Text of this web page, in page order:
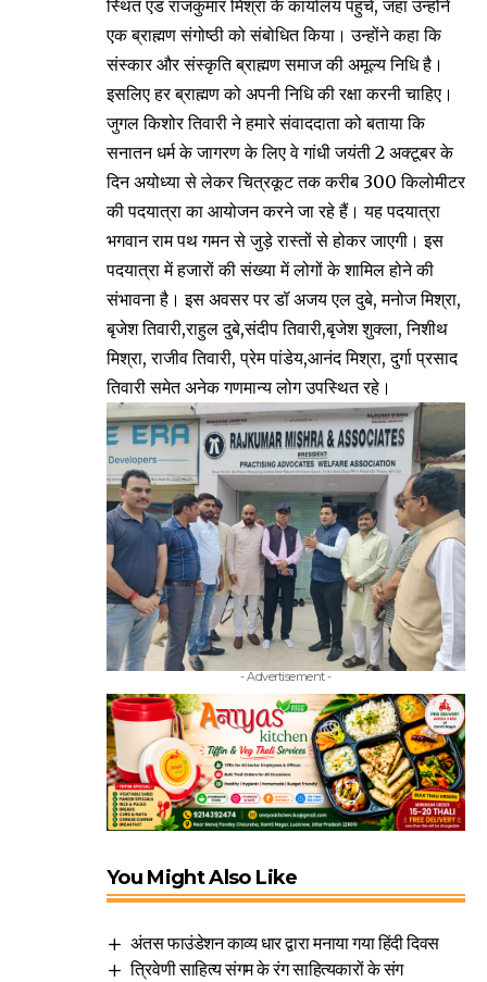
स्थित एड राजकुमार मिश्रा के कार्यालय पहुंचे, जहां उन्होंने
एक ब्राह्मण संगोष्ठी को संबोधित किया। उन्होंने कहा कि
संस्कार और संस्कृति ब्राह्मण समाज की अमूल्य निधि है।
इसलिए हर ब्राह्मण को अपनी निधि की रक्षा करनी चाहिए।
जुगल किशोर तिवारी ने हमारे संवाददाता को बताया कि
सनातन धर्म के जागरण के लिए वे गांधी जयंती 2 अक्टूबर के
दिन अयोध्या से लेकर चित्रकूट तक करीब 300 किलोमीटर
की पदयात्रा का आयोजन करने जा रहे हैं। यह पदयात्रा
भगवान राम पथ गमन से जुड़े रास्तों से होकर जाएगी। इस
पदयात्रा में हजारों की संख्या में लोगों के शामिल होने की
संभावना है। इस अवसर पर डॉ अजय एल दुबे, मनोज मिश्रा,
बृजेश तिवारी,राहुल दुबे,संदीप तिवारी,बृजेश शुक्ला, निशीथ
मिश्रा, राजीव तिवारी, प्रेम पांडेय,आनंद मिश्रा, दुर्गा प्रसाद
तिवारी समेत अनेक गणमान्य लोग उपस्थित रहे।
- Advertisement -
You Might Also Like
अंतस फाउंडेशन काव्य धार द्वारा मनाया गया हिंदी दिवस
त्रिवेणी साहित्य संगम के रंग साहित्यकारों के संग